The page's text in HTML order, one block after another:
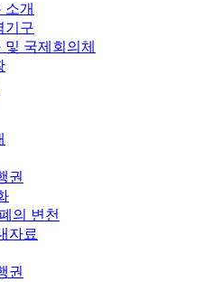
소개
기구
국제회의체
권
의 변천
자료
권